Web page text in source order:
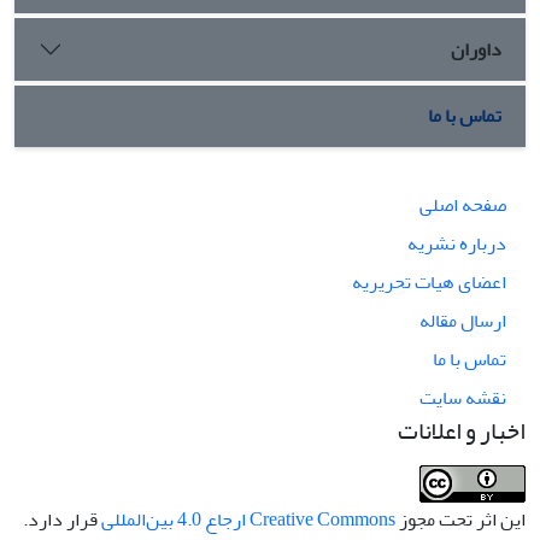
داوران
تماس با ما
صفحه اصلی
درباره نشریه
اعضای هیات تحریریه
ارسال مقاله
تماس با ما
نقشه سایت
اخبار و اعلانات
این اثر تحت مجوز Creative Commons ارجاع 4.0 بین‌المللی قرار دارد.